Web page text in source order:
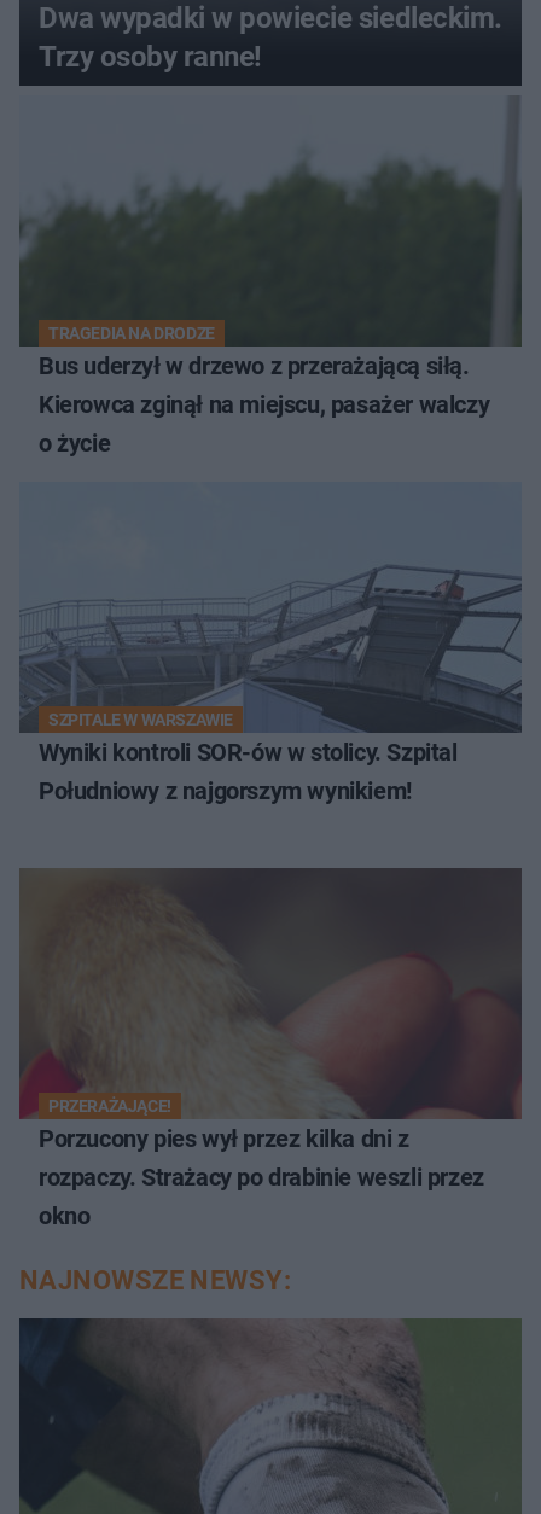
Dwa wypadki w powiecie siedleckim.
Trzy osoby ranne!
TRAGEDIA NA DRODZE
Bus uderzył w drzewo z przerażającą siłą.
Kierowca zginął na miejscu, pasażer walczy
o życie
SZPITALE W WARSZAWIE
Wyniki kontroli SOR-ów w stolicy. Szpital
Południowy z najgorszym wynikiem!
PRZERAŻAJĄCE!
Porzucony pies wył przez kilka dni z
rozpaczy. Strażacy po drabinie weszli przez
okno
NAJNOWSZE NEWSY: